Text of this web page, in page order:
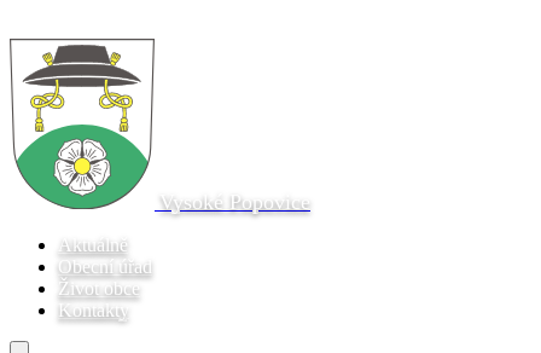
Vysoké Popovice
Aktuálně
Obecní úřad
Život obce
Kontakty